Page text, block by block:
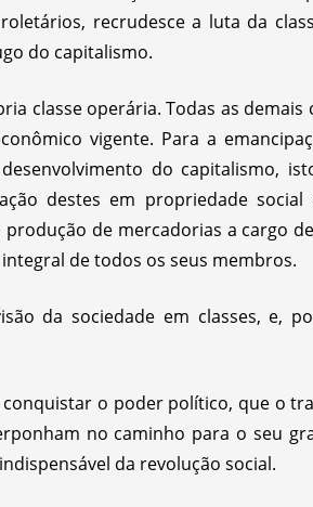
recrudesce a luta da
do capitalismo.
classe operária. Todas as demais
vigente. Para a
do capitalismo,
destes em propriedade
de mercadorias a cargo
de todos os seus membros.
da sociedade em classes, e,
conquistar o poder político, que o
no caminho para o seu
da revolução social.